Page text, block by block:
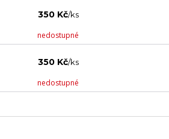
350 Kč/ks
nedostupné
350 Kč/ks
nedostupné